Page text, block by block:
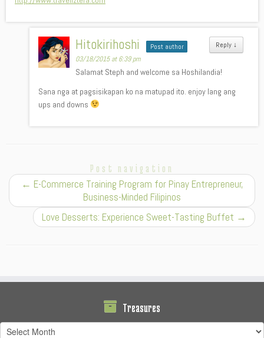
Reply ↓
Hitokirihoshi Post author
03/18/2015 at 6:39 pm
Salamat Steph and welcome sa Hoshilandia!
Sana nga at pagsisikapan ko na matupad ito. enjoy lang ang
ups and downs
Post navigation
← E-Commerce Training Program for Pinay Entrepreneur,
Business-Minded Filipinos
Love Desserts: Experience Sweet-Tasting Buffet →
Treasures
Treasures